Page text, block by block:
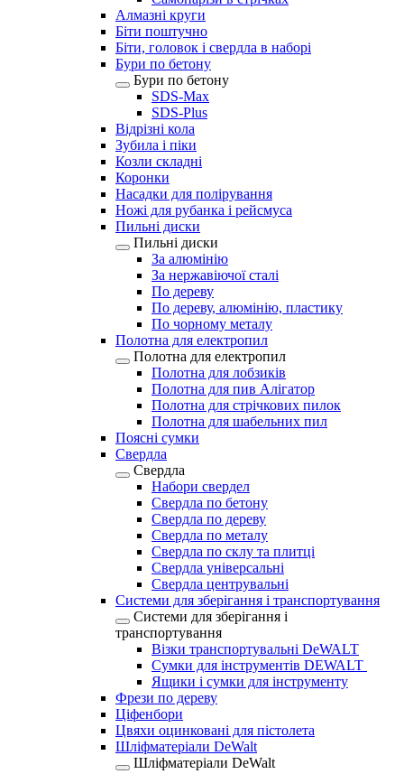
Алмазні круги
Біти поштучно
Біти, головок і свердла в наборі
Бури по бетону
Бури по бетону
SDS-Max
SDS-Plus
Відрізні кола
Зубила і піки
Козли складні
Коронки
Насадки для полірування
Ножі для рубанка і рейсмуса
Пильні диски
Пильні диски
За алюмінію
За нержавіючої сталі
По дереву
По дереву, алюмінію, пластику
По чорному металу
Полотна для електропил
Полотна для електропил
Полотна для лобзиків
Полотна для пив Алігатор
Полотна для стрічкових пилок
Полотна для шабельних пил
Поясні сумки
Свердла
Свердла
Набори свердел
Свердла по бетону
Свердла по дереву
Свердла по металу
Свердла по склу та плитці
Свердла універсальні
Свердла центрувальні
Системи для зберігання і транспортування
Системи для зберігання і
транспортування
Візки транспортувальні DeWALT
Сумки для інструментів DEWALT
Ящики і сумки для інструменту
Фрези по дереву
Ціфенбори
Цвяхи оцинковані для пістолета
Шліфматеріали DeWalt
Шліфматеріали DeWalt